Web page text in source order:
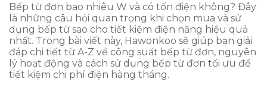
Bếp từ đơn bao nhiêu W và có tốn điện không? Đây
là những câu hỏi quan trọng khi chọn mua và sử
dụng bếp từ sao cho tiết kiệm điện năng hiệu quả
nhất. Trong bài viết này, Hawonkoo sẽ giúp bạn giải
đáp chi tiết từ A-Z về công suất bếp từ đơn, nguyên
lý hoạt động và cách sử dụng bếp từ đơn tối ưu để
tiết kiệm chi phí điện hàng tháng.